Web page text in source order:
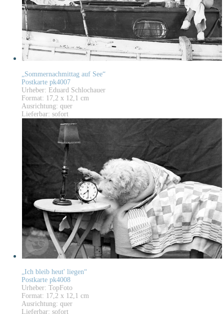
„Sommernachmittag auf See“
Postkarte pk4007
Urheber: Eduard Schlochauer
Format: 17,2 x 12,1 cm
Ausrichtung: quer
Lieferbar: sofort
„Ich bleib heut' liegen“
Postkarte pk4008
Urheber: TopFoto
Format: 17,2 x 12,1 cm
Ausrichtung: quer
Lieferbar: sofort